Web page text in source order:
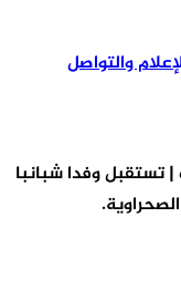
| تستقبل وفدا شبانبا